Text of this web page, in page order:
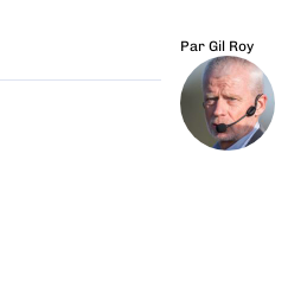
Par Gil Roy